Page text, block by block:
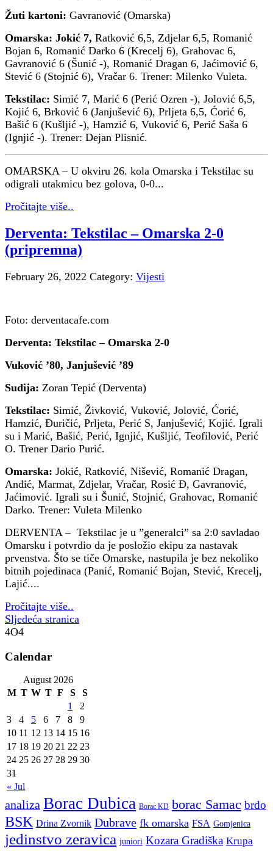
Žuti kartoni: Gavranović (Omarska)
Omarska: Jokić 7, Ratković 6,5, Zdjelar 6,5, Romanić
Bojan 6, Romanić Darko 6 (Krecelj 6), Grahovac 6,
Gavranović 6 (Šunić -), Romanić Dragan 6, Jaćimović 6,
Stević 6 (Stojnić 6), Vračar 6. Trener: Milenko Vuleta.
Tekstilac: Simić 7, Marić 6 (Perić Ozren -), Jolović 6,5,
Kojić 6, Brković 6 (Janjušević 6), Prljeta 6,5, Ćorić 6,
Bašić 6 (Kušljić -), Hamzić 6, Vuković 6, Perić Saša 6
(Ignjić -). Trener: Dejan Plisnić.
OMARSKA – U okviru 26. kola Omarska i Tekstilac su
odigrali utakmicu bez golova, 0-0...
Pročitajte više..
Derventa: Tekstilac – Omarska 2-0
(pripremna)
February 26, 2022 Category: Vijesti
Foto: derventacafe.com
Derventa: Tekstilac – Omarska 2-0
Vuković ’80, Janjušević ’89
Sudija: Zoran Tepić (Derventa)
Tekstilac: Simić, Živković, Vuković, Jolović, Ćorić,
Hamzić, Đuričić, Prljeta, Perić S, Janjušević, Kojić. Igrali
su i Marić, Bašić, Perić, Ignjić, Kušljić, Teofilović, Perić
O. Trener Dario Purić.
Omarska: Jokić, Ratković, Nišević, Romanić Dragan,
Anđić, Marmat, Zdjelar, Vračar, Rosić Đ, Gavranović,
Jaćimović. Igrali su i Šunić, Stojnić, Grahovac, Romanić
Darko. Trener: Vuleta Milenko
DERVENTA – Tekstilac je u ”generalci” sa 2:0 savladao
Omarsku i potvrdio da je posložio ekipu za nastavak
prvenstva. Što se tiče Omarske, nastupila je bez nekoliko
bitnih pojedinaca (Panić, Romanić Bojan, Stević, Krecelj,
Lajić....
Pročitajte više..
Sljedeća stranica
4O4
Calendar
August 2026
M T W T F S S
« Jul
1
2
3
4 5 6 7 8
9
10 11 12 13 14 15 16
17 18 19 20 21 22 23
24 25 26 27 28 29 30
31
analiza Borac Dubica Borac KD borac Samac brdo
BSK Drina Zvornik Dubrave fk omarska FSA Gomjenica
jedinstvo zeravica juniori Kozara Gradiška Krupa